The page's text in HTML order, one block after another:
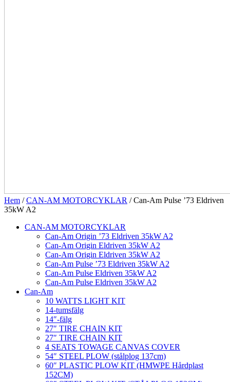
Hem /CAN-AM MOTORCYKLAR / Can-Am Pulse ’73 Eldriven
35kW A2
CAN-AM MOTORCYKLAR
Can-Am Origin ’73 Eldriven 35kW A2
Can-Am Origin Eldriven 35kW A2
Can-Am Origin Eldriven 35kW A2
Can-Am Pulse ’73 Eldriven 35kW A2
Can-Am Pulse Eldriven 35kW A2
Can-Am Pulse Eldriven 35kW A2
Can-Am
10 WATTS LIGHT KIT
14-tumsfälg
14″-fälg
27″ TIRE CHAIN KIT
27″ TIRE CHAIN KIT
4 SEATS TOWAGE CANVAS COVER
54″ STEEL PLOW (stålplog 137cm)
60″ PLASTIC PLOW KIT (HMWPE Hårdplast
152CM)